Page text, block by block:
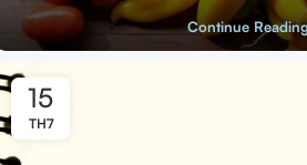
Continue
15
TH7